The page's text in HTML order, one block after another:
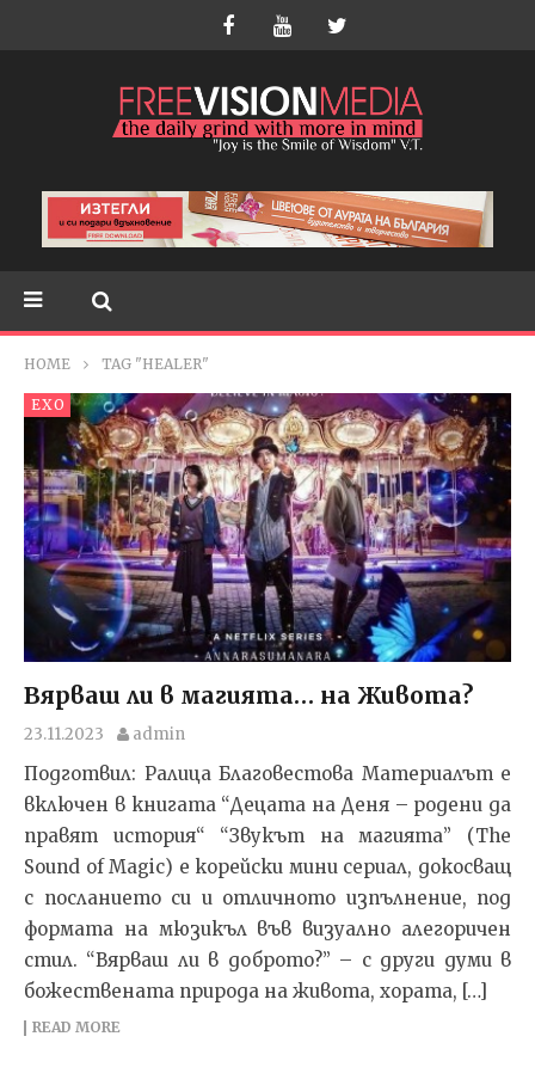
HOME TAG "HEALER"
EXO
Вярваш ли в магията… на Живота?
23.11.2023 admin
Подготвил: Ралица Благовестова Материалът е
включен в книгата “Децата на Деня – родени да
правят история“ “Звукът на магията” (The
Sound of Magic) е корейски мини сериал, докосващ
с посланието си и отличното изпълнение, под
формата на мюзикъл във визуално алегоричен
стил. “Вярваш ли в доброто?” – с други думи в
божествената природа на живота, хората, […]
READ MORE